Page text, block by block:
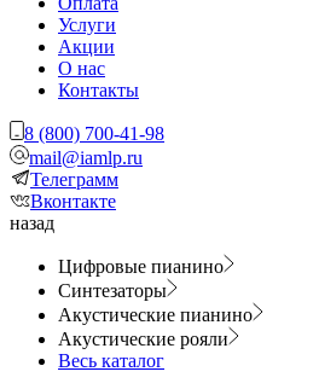
Услуги
Акции
О нас
Контакты
8 (800) 700-41-98
mail@iamlp.ru
Телеграмм
Вконтакте
назад
Цифровые пианино
Синтезаторы
Акустические пианино
Акустические рояли
Весь каталог